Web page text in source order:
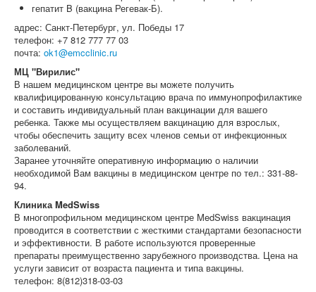
гепатит B (вакцина Регевак-Б).
адрес: Санкт-Петербург, ул. Победы 17
телефон: +7 812 777 77 03
почта: ok1@emcclinic.ru
МЦ "Вирилис"
В нашем медицинском центре вы можете получить
квалифицированную консультацию врача по иммунопрофилактике
и составить индивидуальный план вакцинации для вашего
ребенка. Также мы осуществляем вакцинацию для взрослых,
чтобы обеспечить защиту всех членов семьи от инфекционных
заболеваний.
Заранее уточняйте оперативную информацию о наличии
необходимой Вам вакцины в медицинском центре по тел.: 331-88-
94.
Клиника MedSwiss
В многопрофильном медицинском центре MedSwiss вакцинация
проводится в соответствии с жесткими стандартами безопасности
и эффективности. В работе используются проверенные
препараты преимущественно зарубежного производства. Цена на
услуги зависит от возраста пациента и типа вакцины.
телефон: 8(812)318-03-03